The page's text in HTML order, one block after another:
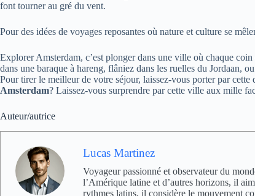
font tourner au gré du vent.
Pour des idées de voyages reposantes où nature et culture se
Explorer Amsterdam, c’est plonger dans une ville où chaque
dans une baraque à hareng, flâniez dans les ruelles du Jordaan,
Pour tirer le meilleur de votre séjour, laissez-vous porter par
Amsterdam? Laissez-vous surprendre par cette ville aux mille
Auteur/autrice
Lucas Martinez
Voyageur passionné et observateur du
l’Amérique latine et d’autres horizons, il
rythmes latins, il considère le mouvement